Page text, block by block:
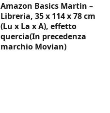
Amazon Basics Martin –
Libreria, 35 x 114 x 78 cm
(Lu x La x A), effetto
quercia(In precedenza
marchio Movian)